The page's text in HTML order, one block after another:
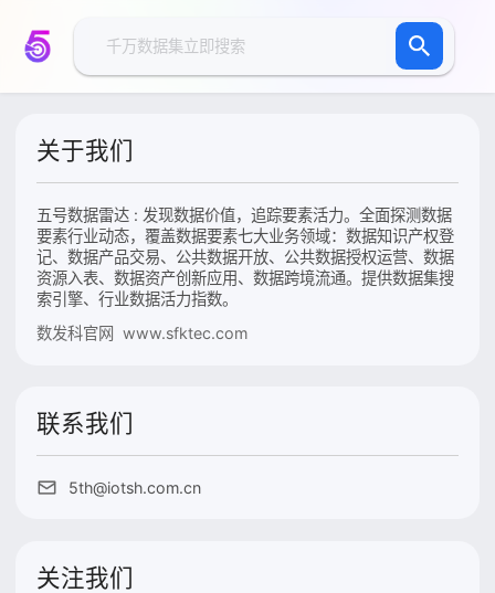
关于我们
五号数据雷达 : 发现数据价值，追踪要素活力。全面探测数据
要素行业动态，覆盖数据要素七大业务领域：数据知识产权登
记、数据产品交易、公共数据开放、公共数据授权运营、数据
资源入表、数据资产创新应用、数据跨境流通。提供数据集搜
索引擎、行业数据活力指数。
数发科官网 www.sfktec.com
联系我们
5th@iotsh.com.cn
关注我们